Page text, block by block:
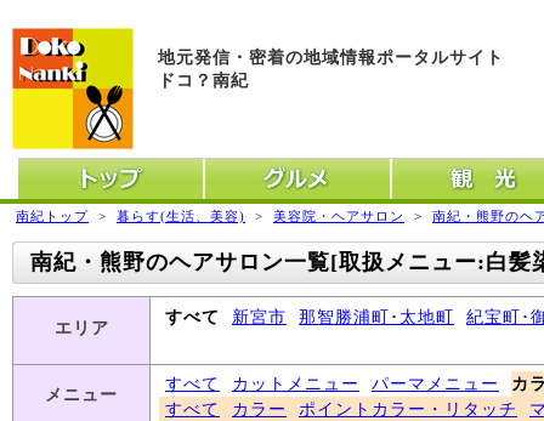
地元発信・密着の地域情報ポータルサイト
ドコ？南紀
トップ グルメ 観光
南紀トップ > 暮らす(生活、美容) > 美容院・ヘアサロン > 南紀・熊野のヘ
南紀・熊野のヘアサロン一覧[取扱メニュー:白髪
エリア
すべて 新宮市 那智勝浦町･太地町 紀宝町･
メニュー
すべて カットメニュー パーマメニュー
カ
すべて
カラー ポイントカラー・リタッチ